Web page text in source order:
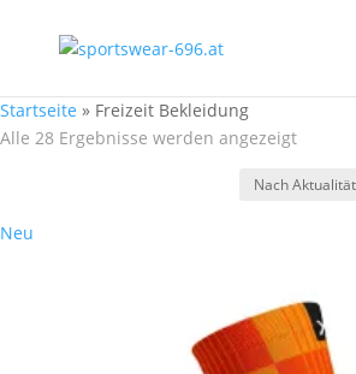
Startseite » Freizeit Bekleidung
Alle 28 Ergebnisse werden angezeigtNach
sortiert
Neu